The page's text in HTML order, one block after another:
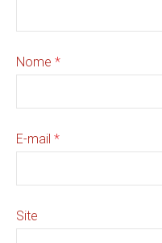
Nome *
E-mail *
Site